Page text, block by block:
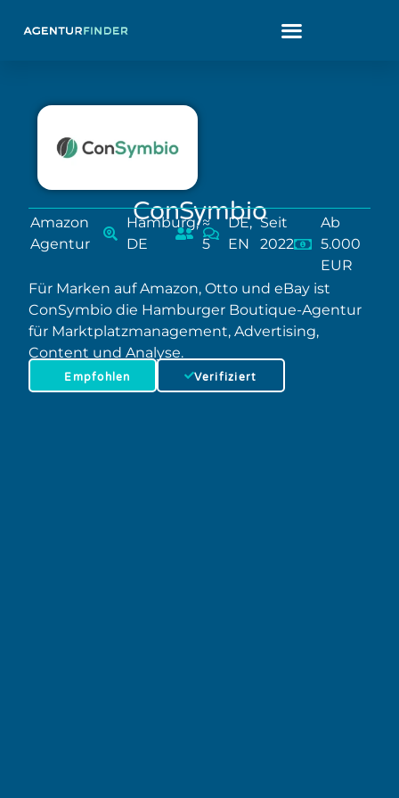
ConSymbio
Amazon
Agentur
Hamburg,
DE
≈
5
DE,
EN
Seit
2022
Ab
5.000
EUR
Für Marken auf Amazon, Otto und eBay ist
ConSymbio die Hamburger Boutique-Agentur
für Marktplatzmanagement, Advertising,
Content und Analyse.
Empfohlen Verifiziert